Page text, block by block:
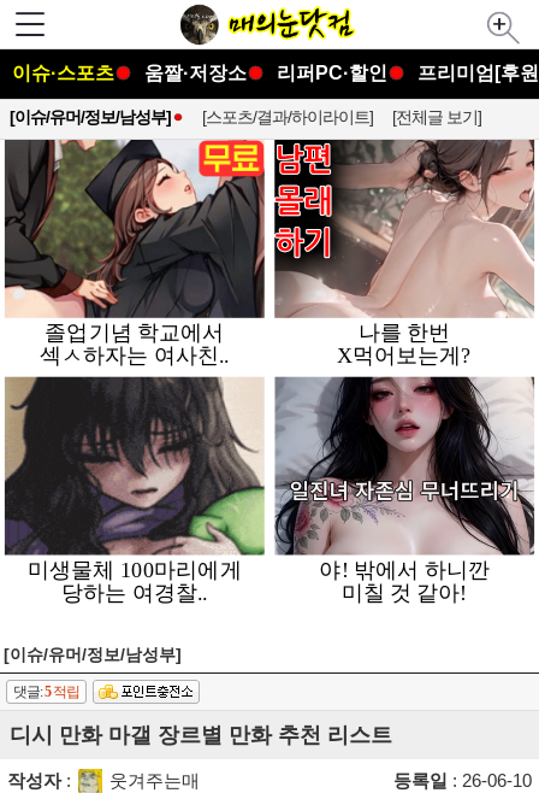
이슈·스포츠 움짤·저장소 리퍼PC·할인 프리미엄[후
[이슈/유머/정보/남성부] [스포츠/결과/하이라이트] [전체글 보기]
[이슈/유머/정보/남성부]
댓글:5적립
디시 만화 마갤 장르별 만화 추천 리스트
작성자: 웃겨주는매 등록일 : 26-06-10